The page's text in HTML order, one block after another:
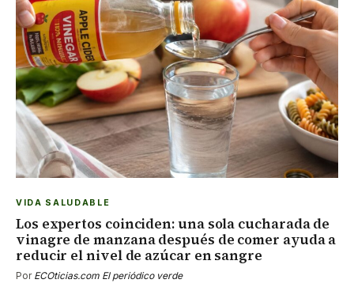
VIDA SALUDABLE
Los expertos coinciden: una sola cucharada de
vinagre de manzana después de comer ayuda a
reducir el nivel de azúcar en sangre
Por ECOticias.com El periódico verde